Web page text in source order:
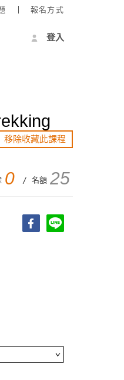
報名方式
登入
除收藏此課程
0 / 名額 25